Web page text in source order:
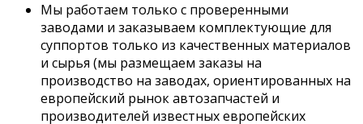
Мы работаем только с проверенными
заводами и заказываем комплектующие для
суппортов только из качественных материалов
и сырья (мы размещаем заказы на
производство на заводах, ориентированных на
европейский рынок автозапчастей и
производителей известных европейских